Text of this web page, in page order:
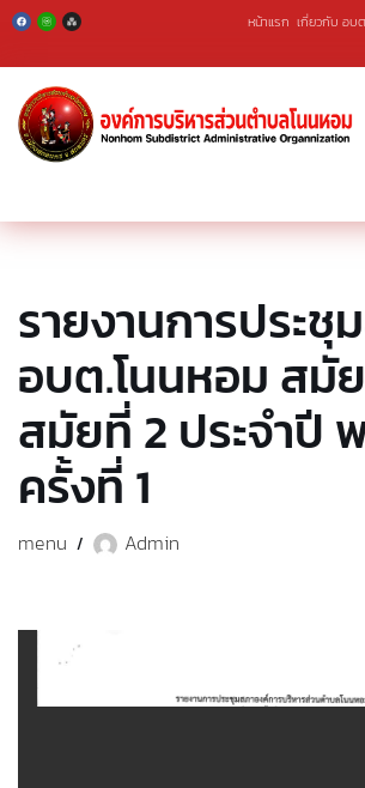
Skip
to
content
หน้าแรก เกี่ยวกับ อบ
รายงานการประชุ
อบต.โนนหอม ส
สมัยที่ 2 ประจำปี
ครั้งที่ 1
menu Admin